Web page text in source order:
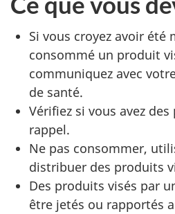
Si vous croyez avoir été
consommé un produit
communiquez avec
de santé.
Vérifiez si vous avez
rappel.
Ne pas consommer,
distribuer des produits
Des produits visés par
être jetés ou rapportés